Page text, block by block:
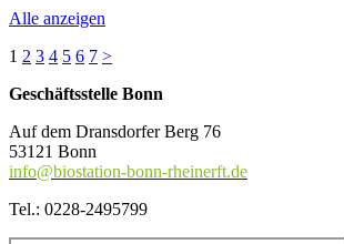
Alle anzeigen
1 2 3 4 5 6 7 >
Geschäftsstelle Bonn
Auf dem Dransdorfer Berg 76
53121 Bonn
info@biostation-bonn-rheinerft.de
Tel.: 0228-2495799